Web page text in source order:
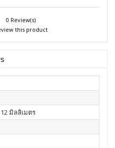
0 Review(s)
this product
มิลลิเมตร